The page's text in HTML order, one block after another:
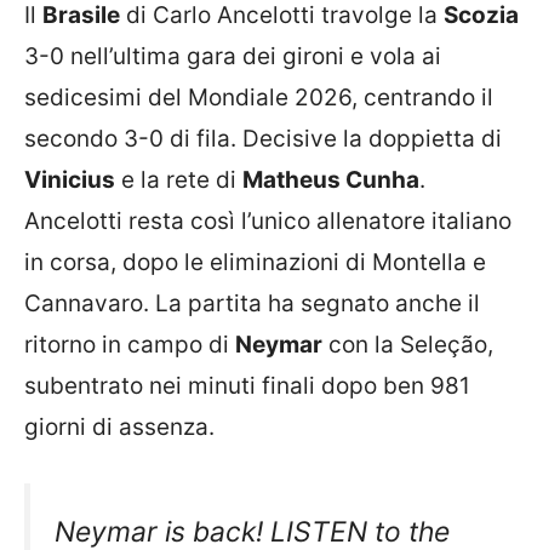
Il Brasile di Carlo Ancelotti travolge la Scozia
3-0 nell’ultima gara dei gironi e vola ai
sedicesimi del Mondiale 2026, centrando il
secondo 3-0 di fila. Decisive la doppietta di
Vinicius e la rete di Matheus Cunha.
Ancelotti resta così l’unico allenatore italiano
in corsa, dopo le eliminazioni di Montella e
Cannavaro. La partita ha segnato anche il
ritorno in campo di Neymar con la Seleção,
subentrato nei minuti finali dopo ben 981
giorni di assenza.
Neymar is back! LISTEN to the